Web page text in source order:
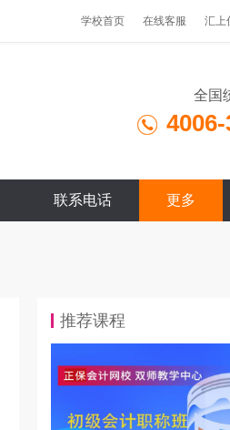
学校首页 在线客服 汇上
全国
联系电话 更多
推荐课程